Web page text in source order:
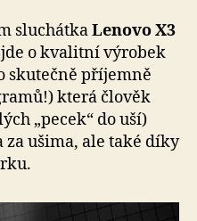
sluchátkaLenovo X3
o kvalitní výrobek
skutečně příjemně
která člověk
„pecek“ do uší)
ušima, ale také díky